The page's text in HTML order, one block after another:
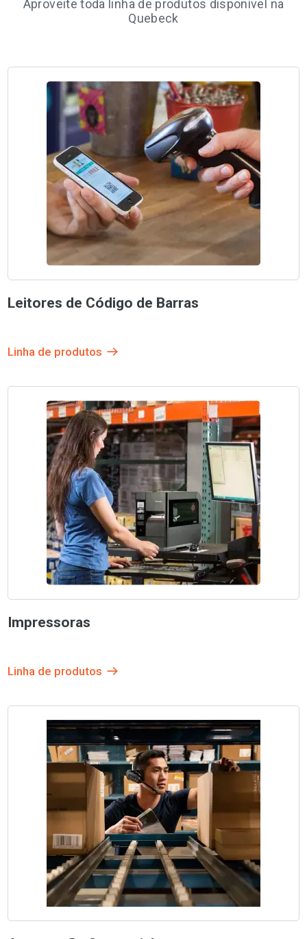
Aproveite toda linha de produtos disponível na
Quebeck
Leitores de Código de Barras
Linha de produtos
Impressoras
Linha de produtos